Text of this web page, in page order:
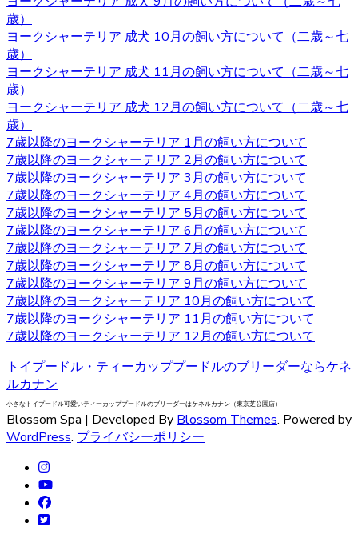
見学スペースではかわいい子犬たちが皆様をお待ちしてい
ます。突然訪問していただいて見学していただくことはで
きないので、お越しの際にはあらかじめご予約をとってい
ただくようよろしくお願いいたします。ご検討の際にはお
気軽にお問い合わせください。
2020.10.2
ヨークシャーテリアは物覚えが早くしつけやすいと言われ
ています。気の強さと頑固さを持ちあわせるので、しっか
りとしつけてあげてください。 飼い主がリーダーだという
ことを示すことで、主従関係を構築したうえで信頼関係を
結ぶことができます。 自分のテリトリーをしっかりと守ろ
うとするので、番犬としても適しています。吠え癖を持っ
た犬もいますが、しつけで矯正できるので心配はいりませ
ん。しつけやヨークシャーテリアについてお悩みの際は、
是非当店にご相談下さい。
2020.9.25
ヨーキーといった愛称で広く親しまれています。 非常に細
い被毛を持ちながら、シングルコートであり抜け毛が少な
いなどの特徴があります。垂れ下がるほど長い被毛が挙げ
られ、カットの仕方によって雰囲気が違ってきます。被毛
を伸ばし続ける場合はラッピングという、長い被毛をひと
も人気の一つです。被毛を伸ばし続ける場合はラッピング
を行い、長い被毛をひとまとめにくくる必要があります。
ヨークシャーテリアの購入をお考えの際は、是非当店にご
相談下さい。
歳）
ヨークシャーテリア 成犬 10月の飼い方について（二歳～七
歳）
ヨークシャーテリア 成犬 11月の飼い方について（二歳～七
歳）
ヨークシャーテリア 成犬 12月の飼い方について（二歳～七
歳）
7歳以降のヨークシャーテリア 1月の飼い方について
7歳以降のヨークシャーテリア 2月の飼い方について
7歳以降のヨークシャーテリア 3月の飼い方について
7歳以降のヨークシャーテリア 4月の飼い方について
7歳以降のヨークシャーテリア 5月の飼い方について
7歳以降のヨークシャーテリア 6月の飼い方について
7歳以降のヨークシャーテリア 7月の飼い方について
7歳以降のヨークシャーテリア 8月の飼い方について
7歳以降のヨークシャーテリア 9月の飼い方について
7歳以降のヨークシャーテリア 10月の飼い方について
7歳以降のヨークシャーテリア 11月の飼い方について
7歳以降のヨークシャーテリア 12月の飼い方について
トイプードル・ティーカッププードルのブリーダーならケネ
ルカナン
小さなトイプードル可愛いティーカッププードルのブリーダーはケネルカナン（東京芝公園店）
Blossom Spa | Developed By Blossom Themes. Powered by
WordPress. プライバシーポリシー